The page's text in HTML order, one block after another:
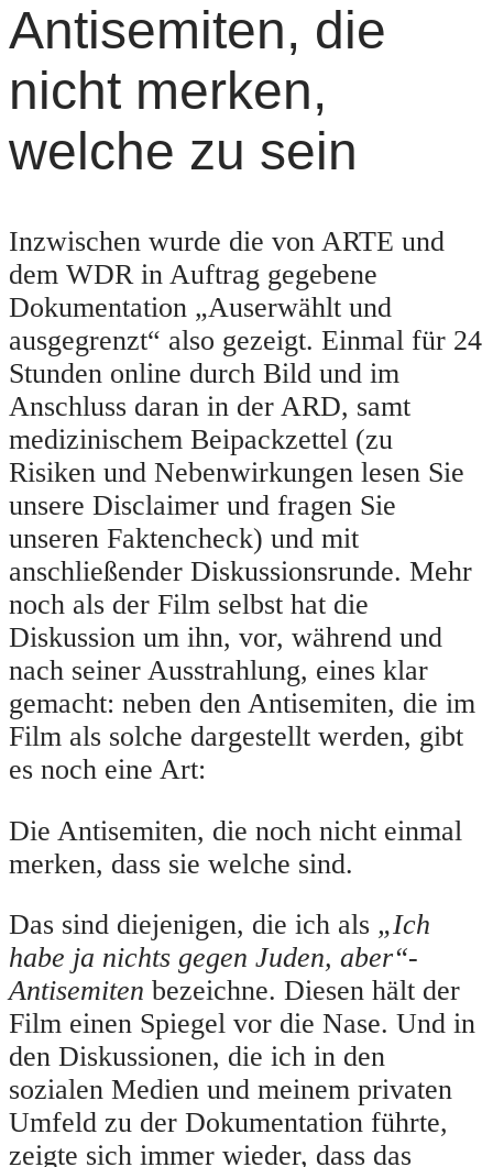
Antisemiten, die
nicht merken,
welche zu sein
Inzwischen wurde die von ARTE und
dem WDR in Auftrag gegebene
Dokumentation „Auserwählt und
ausgegrenzt“ also gezeigt. Einmal für 24
Stunden online durch Bild und im
Anschluss daran in der ARD, samt
medizinischem Beipackzettel (zu
Risiken und Nebenwirkungen lesen Sie
unsere Disclaimer und fragen Sie
unseren Faktencheck) und mit
anschließender Diskussionsrunde. Mehr
noch als der Film selbst hat die
Diskussion um ihn, vor, während und
nach seiner Ausstrahlung, eines klar
gemacht: neben den Antisemiten, die im
Film als solche dargestellt werden, gibt
es noch eine Art:
Die Antisemiten, die noch nicht einmal
merken, dass sie welche sind.
Das sind diejenigen, die ich als „Ich
habe ja nichts gegen Juden, aber“-
Antisemiten bezeichne. Diesen hält der
Film einen Spiegel vor die Nase. Und in
den Diskussionen, die ich in den
sozialen Medien und meinem privaten
Umfeld zu der Dokumentation führte,
zeigte sich immer wieder, dass das